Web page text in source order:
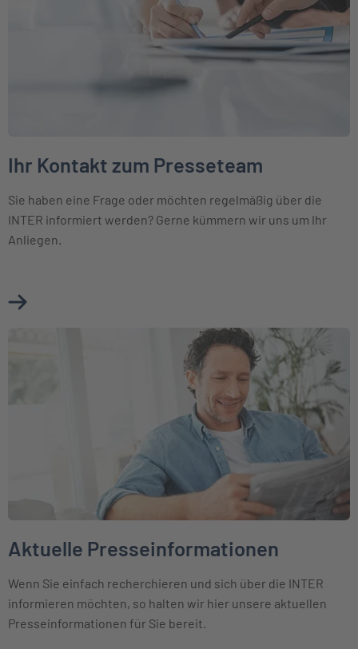
Ihr Kontakt zum Presseteam
Sie haben eine Frage oder möchten regelmäßig über die
INTER informiert werden? Gerne kümmern wir uns um Ihr
Anliegen.
Mehr über Ihr Kontakt zum Presseteam erfahren
Weiter zu Aktuelle Presseinformationen
Aktuelle Presseinformationen
Wenn Sie einfach recherchieren und sich über die INTER
informieren möchten, so halten wir hier unsere aktuellen
Presseinformationen für Sie bereit.